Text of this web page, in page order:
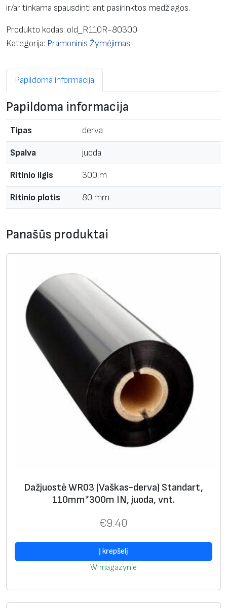
ir/ar tinkama spausdinti ant pasirinktos medžiagos.
Produkto kodas: old_R110R-80300
Kategorija: Pramoninis Žymėjimas
Papildoma informacija
Papildoma informacija
Tipas derva
Spalva juoda
Ritinio ilgis 300 m
Ritinio plotis 80 mm
Panašūs produktai
Dažjuostė WR03 (Vaškas-derva) Standart,
110mm*300m IN, juoda, vnt.
€9.40
Į krepšelį
W magazynie